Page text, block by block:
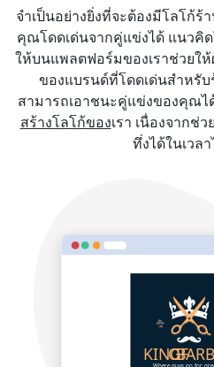
จำเป็นอย่างยิ่งที่จะต้องมีโลโก้ร้
คุณโดดเด่นจากคู่แข่งได้ แนวคิ
ให้บนแพลตฟอร์มของเราช่วยใ
ของแบรนด์ที่โดดเด่นสำหรั
สามารถเอาชนะคู่แข่งของคุณไ
สร้างโลโก้ของเรา เนื่องจาก
ทึ่งได้ในเวล